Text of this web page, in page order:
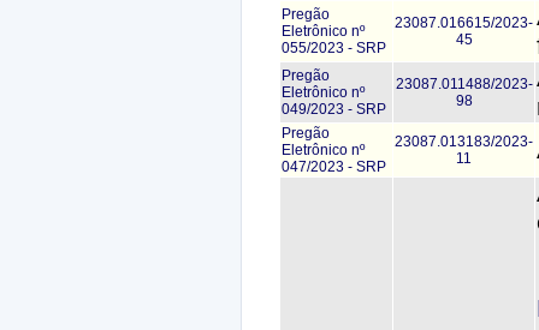
Pregão
Eletrônico nº
055/2023 - SRP
23087.016615/2023-
45
Pregão
Eletrônico nº
049/2023 - SRP
23087.011488/2023-
98
Pregão
Eletrônico nº
047/2023 - SRP
23087.013183/2023-
11